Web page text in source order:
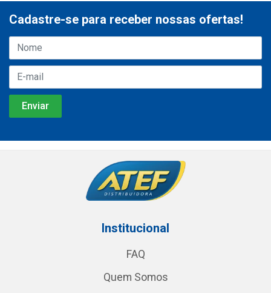
Cadastre-se para receber nossas ofertas!
Institucional
FAQ
Quem Somos